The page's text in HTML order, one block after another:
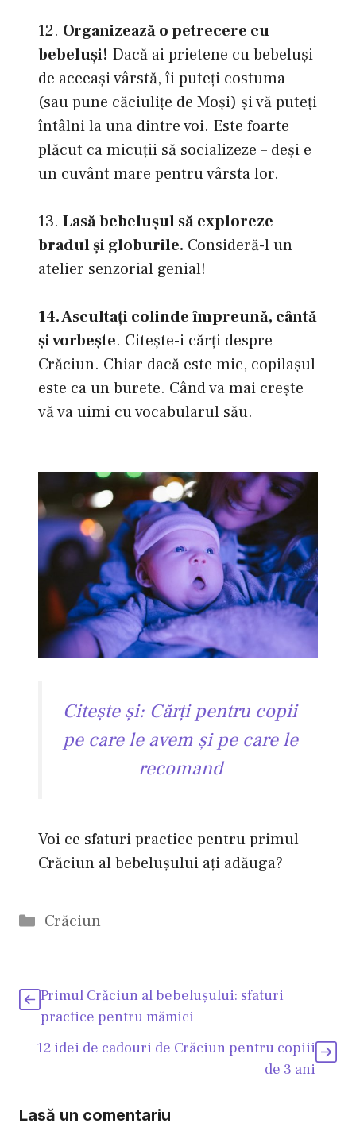
12. Organizează o petrecere cu
bebeluşi! Dacă ai prietene cu bebeluşi
de aceeaşi vârstă, îi puteţi costuma
(sau pune căciuliţe de Moşi) şi vă puteţi
întâlni la una dintre voi. Este foarte
plăcut ca micuţii să socializeze – deşi e
un cuvânt mare pentru vârsta lor.
13. Lasă bebeluşul să exploreze
bradul şi globurile. Consideră-l un
atelier senzorial genial!
14. Ascultaţi colinde împreună, cântă
şi vorbeşte. Citeşte-i cărţi despre
Crăciun. Chiar dacă este mic, copilaşul
este ca un burete. Când va mai creşte
vă va uimi cu vocabularul său.
Citeşte şi: Cărţi pentru copii
pe care le avem şi pe care le
recomand
Voi ce sfaturi practice pentru primul
Crăciun al bebeluşului aţi adăuga?
Categorii
Crăciun
Primul Crăciun al bebeluşului: sfaturi
practice pentru mămici
12 idei de cadouri de Crăciun pentru copiii
de 3 ani
Lasă un comentariu